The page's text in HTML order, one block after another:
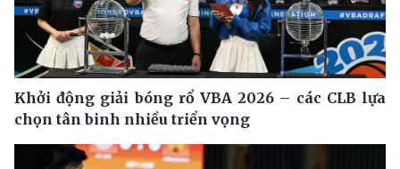
Khởi động giải bóng rổ VBA 2026 – các CLB lựa
chọn tân binh nhiều triển vọng